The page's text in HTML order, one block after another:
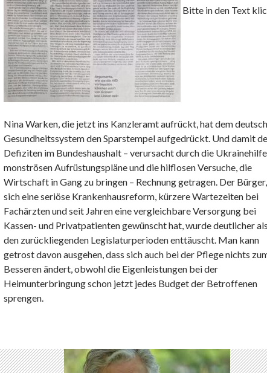
Bitte in den Text
Nina Warken, die jetzt ins Kanzleramt aufrückt, hat dem
Gesundheitssystem den Sparstempel aufgedrückt. Und damit
Defiziten im Bundeshaushalt – verursacht durch die
monströsen Aufrüstungspläne und die hilflosen Versuche, die
Wirtschaft in Gang zu bringen – Rechnung getragen. Der
sich eine seriöse Krankenhausreform, kürzere Wartezeiten bei
Fachärzten und seit Jahren eine vergleichbare Versorgung bei
Kassen- und Privatpatienten gewünscht hat, wurde deutlicher
den zurückliegenden Legislaturperioden enttäuscht. Man kann
getrost davon ausgehen, dass sich auch bei der Pflege nichts
Besseren ändert, obwohl die Eigenleistungen bei der
Heimunterbringung schon jetzt jedes Budget der Betroffenen
sprengen.